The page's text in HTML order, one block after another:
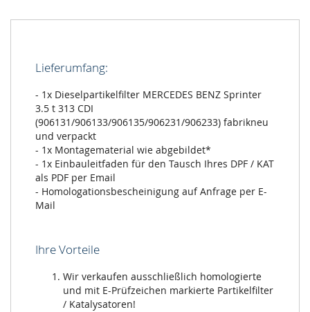
Lieferumfang:
- 1x Dieselpartikelfilter MERCEDES BENZ Sprinter
3.5 t 313 CDI
(906131/906133/906135/906231/906233) fabrikneu
und verpackt
- 1x Montagematerial wie abgebildet*
- 1x Einbauleitfaden für den Tausch Ihres DPF / KAT
als PDF per Email
- Homologationsbescheinigung auf Anfrage per E-
Mail
Ihre Vorteile
Wir verkaufen ausschließlich homologierte
und mit E-Prüfzeichen markierte Partikelfilter
/ Katalysatoren!